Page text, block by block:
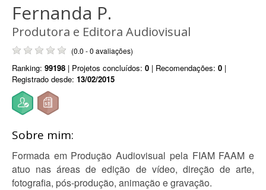
Fernanda P.
Produtora e Editora Audiovisual
(0.0 - 0 avaliações)
Ranking: 99198 | Projetos concluídos: 0 | Recomendações: 0 |
Registrado desde: 13/02/2015
Sobre mim:
Formada em Produção Audiovisual pela FIAM FAAM e
atuo nas áreas de edição de vídeo, direção de arte,
fotografia, pós-produção, animação e gravação.